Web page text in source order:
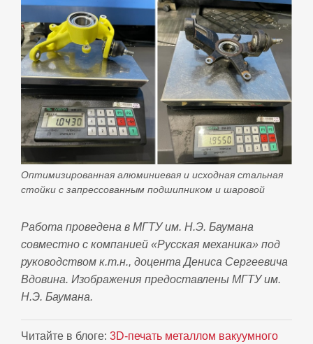
Оптимизированная алюминиевая и исходная стальная
стойки с запрессованным подшипником и шаровой
Работа проведена в МГТУ им. Н.Э. Баумана
совместно с компанией «Русская механика» под
руководством к.т.н., доцента Дениса Сергеевича
Вдовина. Изображения предоставлены МГТУ им.
Н.Э. Баумана.
Читайте в блоге: 3D-печать металлом вакуумного